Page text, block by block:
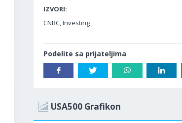
IZVORI:
CNBC, Investing
Podelite sa prijateljima
USA500 Grafikon